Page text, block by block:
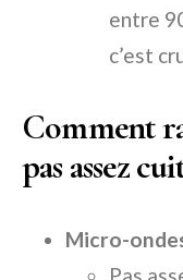
entre
c’est
Comment
pas assez
Micro-